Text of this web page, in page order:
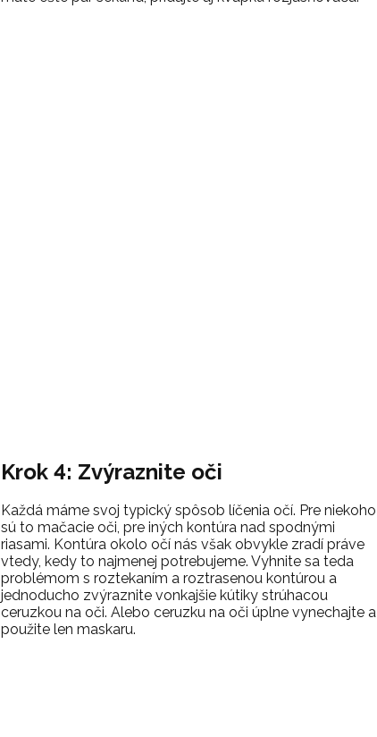
Krok 4: Zvýraznite oči
Každá máme svoj typický spôsob líčenia očí. Pre niekoho
sú to mačacie oči, pre iných kontúra nad spodnými
riasami. Kontúra okolo očí nás však obvykle zradí práve
vtedy, kedy to najmenej potrebujeme. Vyhnite sa teda
problémom s roztekaním a roztrasenou kontúrou a
jednoducho zvýraznite vonkajšie kútiky strúhacou
ceruzkou na oči. Alebo ceruzku na oči úplne vynechajte a
použite len maskaru.